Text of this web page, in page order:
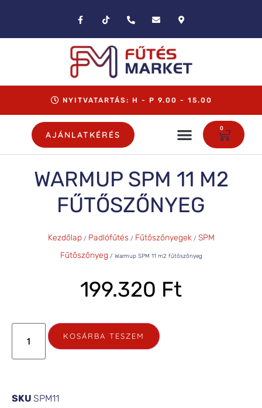
NYITVATARTÁS: H - P 9.00 - 15.00
AJÁNLATKÉRÉS
0
WARMUP SPM 11 M2
FŰTŐSZŐNYEG
Kezdőlap/ Padlófűtés/ Fűtőszőnyegek/ SPM
Fűtőszőnyeg / Warmup SPM 11 m2 fűtőszőnyeg
199.320 Ft
KOSÁRBA TESZEM
SKU SPM11